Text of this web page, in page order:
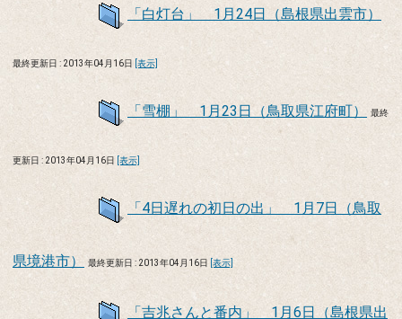
「白灯台」 1月24日（島根県出雲市）
最終更新日 : 2013年04月16日 [表示]
「雪棚」 1月23日（鳥取県江府町） 最終
更新日 : 2013年04月16日 [表示]
「4日遅れの初日の出」 1月7日（鳥取
県境港市） 最終更新日 : 2013年04月16日 [表示]
「吉兆さんと番内」 1月6日（島根県出